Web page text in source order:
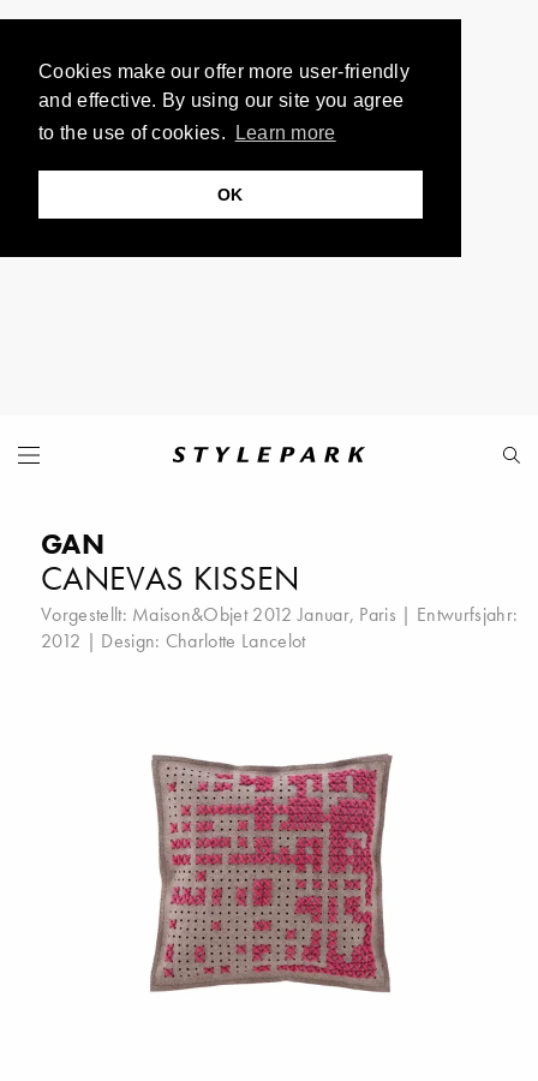
Cookies make our offer more user-friendly
and effective. By using our site you agree
to the use of cookies.
Learn more
OK
GAN
CANEVAS KISSEN
Vorgestellt: Maison&Objet 2012 Januar, Paris | Entwurfsjahr:
2012 | Design: Charlotte Lancelot